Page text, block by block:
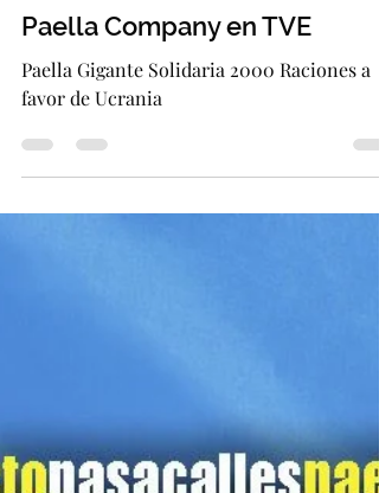
Jose Luis Madrazo
1 abr 2022
1 min de lectura
Paella Company en TVE